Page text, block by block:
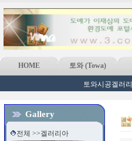
HOME 토와 (Towa)
토와시공겔러리
Gallery
전체 >>겔러리아